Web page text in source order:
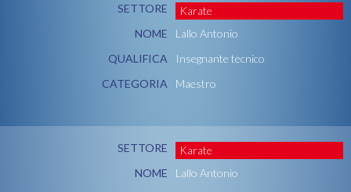
SETTORE
Karate
NOME
Lallo Antonio
QUALIFICA
Insegnante tecnico
CATEGORIA
Maestro
SETTORE
Karate
NOME
Lallo Antonio